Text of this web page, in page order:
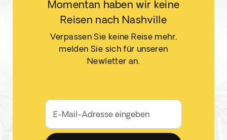
Momentan haben wir keine
Reisen nach Nashville
Verpassen Sie keine Reise mehr,
melden Sie sich für unseren
Newletter an.
E-Mail-Adresse eingeben